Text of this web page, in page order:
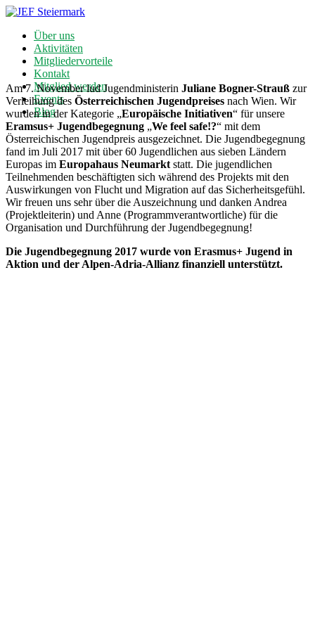
Über uns
Aktivitäten
Mitgliedervorteile
Kontakt
Mitglied werden
Events
Blog
Am 7. November lud Jugendministerin Juliane Bogner-Strauß zur
Verleihung des Österreichischen Jugendpreises nach Wien. Wir
wurden in der Kategorie „Europäische Initiativen“ für unsere
Eramsus+ Jugendbegegnung „We feel safe!?“ mit dem
Österreichischen Jugendpreis ausgezeichnet. Die Jugendbegegnung
fand im Juli 2017 mit über 60 Jugendlichen aus sieben Ländern
Europas im Europahaus Neumarkt statt. Die jugendlichen
Teilnehmenden beschäftigten sich während des Projekts mit den
Auswirkungen von Flucht und Migration auf das Sicherheitsgefühl.
Wir freuen uns sehr über die Auszeichnung und danken Andrea
(Projektleiterin) und Anne (Programmverantwortliche) für die
Organisation und Durchführung der Jugendbegegnung!
Die Jugendbegegnung 2017 wurde von Erasmus+ Jugend in
Aktion und der Alpen-Adria-Allianz finanziell unterstützt.